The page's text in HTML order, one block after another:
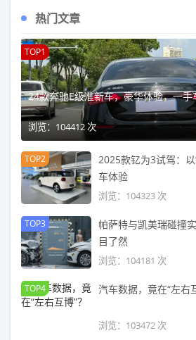
热门文章
TOP1
24款奔驰E级准新车，豪华体验，一手
浏览：104412 次
TOP2
2025款钇为3试驾：
车体验
浏览：104323 次
TOP3
帕萨特与凯美瑞碰撞
目了然
浏览：104181 次
TOP4 汽车数据，竟在“左右
浏览：103472 次